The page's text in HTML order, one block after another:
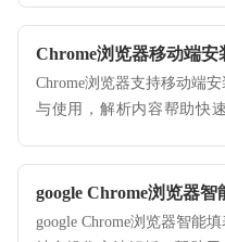
Chrome浏览器移动端安
Chrome浏览器支持移动端
与使用，解析内容帮助快
google Chrome浏览器
google Chrome浏览器智能